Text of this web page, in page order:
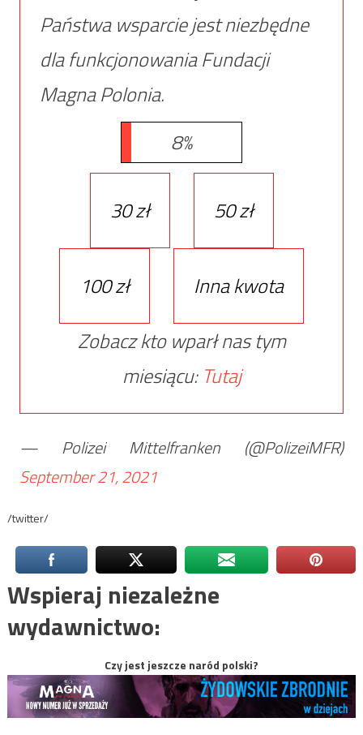
Państwa wsparcie jest niezbędne
dla funkcjonowania Fundacji
Magna Polonia.
8%
30 zł 50 zł
100 zł
Inna kwota
Zobacz kto wparł nas tym
miesiącu: Tutaj
— Polizei Mittelfranken (@PolizeiMFR)
September 21, 2021
/twitter/
Wspieraj niezależne
wydawnictwo:
Czy jest jeszcze naród polski?